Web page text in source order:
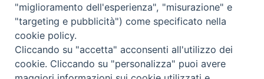
La Difesa srl - P.iva 05125420280
La Difesa del Popolo percepisce i contributi pubblici all'editoria.
La Difesa del Popolo, tramite la Fisc (Federazione Italiana Settimanali Cattolici)
ha aderito allo IAP (Istituto dell'Autodisciplina Pubblicitaria) accettando il Codice
di Autodisciplina della Comunicazione Commerciale.
La Difesa del Popolo è una testata registrata presso il Tribunale di Padova
"miglioramento dell'esperienza", "misurazione" e
"targeting e pubblicità") come specificato nella
cookie policy.
Cliccando su "accetta" acconsenti all'utilizzo dei
cookie. Cliccando su "personalizza" puoi avere